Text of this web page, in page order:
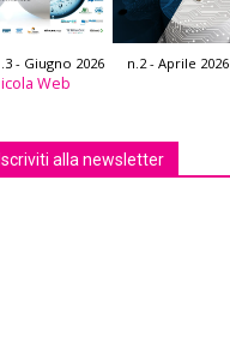
- Giugno 2026 n.2 - Aprile 2026
Web
alla newsletter